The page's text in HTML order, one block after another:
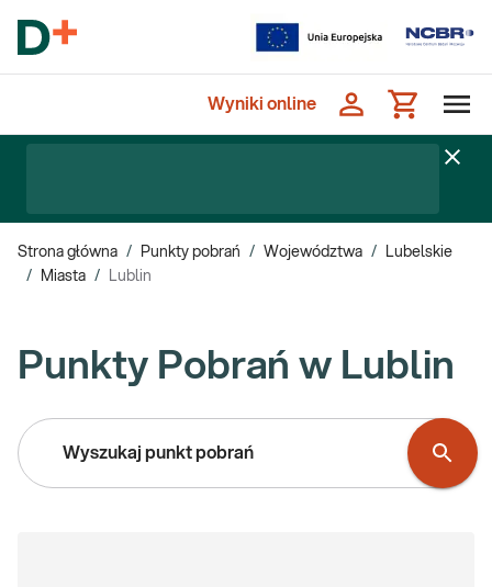
Wyniki online
Strona główna / Punkty pobrań / Województwa /
Lubelskie
/
Miasta / Lublin
Punkty Pobrań w Lublin